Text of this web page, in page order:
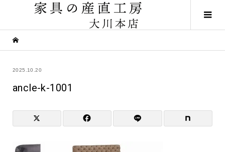
2025.10.20
ancle-k-1001